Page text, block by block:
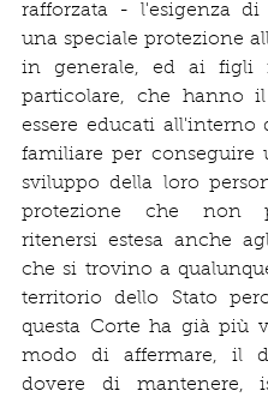
rafforzata - l'esigenza di
una speciale protezione
in generale, ed ai figli
particolare, che hanno
essere educati all'interno
familiare per conseguire
sviluppo della loro
protezione che non
ritenersi estesa anche
che si trovino a
territorio dello Stato
questa Corte ha già più
modo di affermare, il
dovere di mantenere,